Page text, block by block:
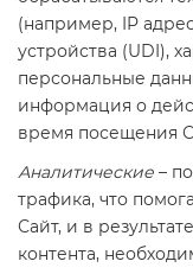
(например, IP
устройства (UDI),
персональные
информация о
время посещения
Аналитические –
трафика, что
Сайт, и в
контента,